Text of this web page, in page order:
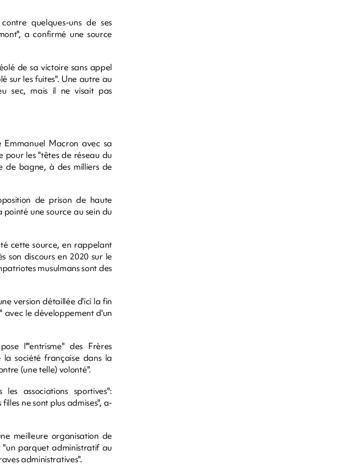
quelques-uns de ses
a confirmé une source
de sa victoire sans appel
sur les fuites". Une autre au
sec, mais il ne visait pas
Macron avec sa
les "têtes de réseau du
de bagne, à des milliers de
de prison de haute
une source au sein du
cette source, en rappelant
son discours en 2020 sur le
musulmans sont des
version détaillée d'ici la fin
avec le développement d'un
l'"entrisme" des Frères
société française dans la
(une telle) volonté".
associations sportives":
ne sont plus admises", a-
meilleure organisation de
parquet administratif au
administratives".